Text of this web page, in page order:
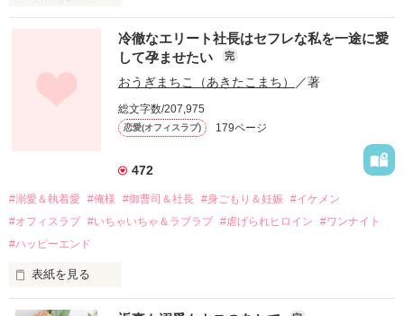
幼なじみの哲平に淡い恋心を抱いていた美桜。
しかし、ある出来事をきっかけに二人の関係は壊れてしまう。
関係修復もできないまま、美桜は両親の離婚によって
引っ越すことになり、哲平とも離れ離れになった。
それから約十二年後。
過去の傷から、二度と会いたくないと思っていた哲平に
運命のような再会を果たす。
酔った勢いで一夜を共にしてしまった。
さらに、美桜が初めてだと知った哲平は
『責任をとる、結婚しよう』と真っ直ぐに告げてきた。
冷徹なエリート社長はセフレな私を一途に愛
して孕ませたい
完
おうぎまちこ（あきたこまち） ／著
総文字数/207,975
恋愛(オフィスラブ) 179ページ
472
#溺愛＆執着愛 #俺様 #御曹司＆社長 #身ごもり＆妊娠 #イケメン
#オフィスラブ #いちゃいちゃ＆ラブラブ #虐げられヒロイン
#ワンナイト
#ハッピーエンド
表紙を見る
おかしな噂を流されて前の職場でうまくいかなかった梅田美